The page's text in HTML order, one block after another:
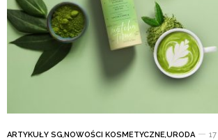
ARTYKUŁY SG,NOWOŚCI KOSMETYCZNE,URODA